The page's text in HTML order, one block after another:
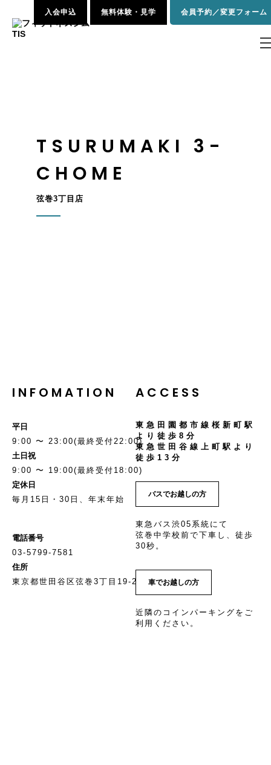
入会申込 無料体験・見学 会員予約／変更フォーム
TSURUMAKI 3-
CHOME
弦巻3丁目店
INFOMATION
平日
9:00 〜 23:00(最終受付22:00)
土日祝
9:00 〜 19:00(最終受付18:00)
定休日
毎月15日・30日、年末年始
電話番号
03-5799-7581
住所
東京都世田谷区弦巻3丁目19-2
ACCESS
東急田園都市線桜新町駅
より徒歩8分
東急世田谷線上町駅より
徒歩13分
バスでお越しの方
東急バス渋05系統にて
弦巻中学校前で下車し、徒歩
30秒。
車でお越しの方
近隣のコインパーキングをご
利用ください。